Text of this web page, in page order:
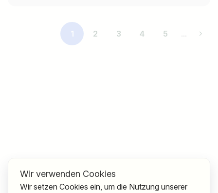
1 2 3 4 5 ...
Wir verwenden Cookies
Wir setzen Cookies ein, um die Nutzung unserer